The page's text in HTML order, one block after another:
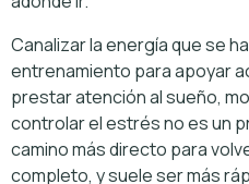
Canalizar la energía que se
entrenamiento para apoyar
prestar atención al sueño,
controlar el estrés no es un
camino más directo para
completo, y suele ser más